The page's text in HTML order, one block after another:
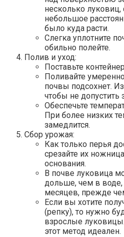
несколько
небольшое
было куда расти.
Слегка уплотните
обильно полейте.
Полив и уход:
Поставьте
Поливайте
почвы подсохнет.
чтобы не допустить
Обеспечьте
При более низких
замедлится.
Сбор урожая:
Как только перья
срезайте их
основания.
В почве луковица
дольше, чем в воде,
месяцев, прежде
Если вы хотите
(репку), то нужно
взрослые
этот метод идеален.